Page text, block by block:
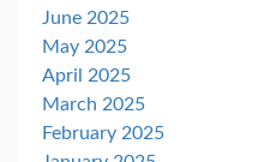
June 2025
May 2025
April 2025
March 2025
February 2025